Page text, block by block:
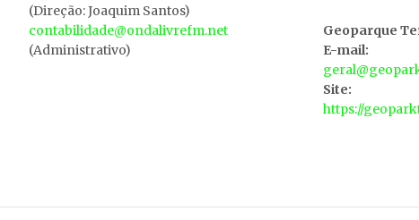
(Direção: Joaquim Santos)
contabilidade@ondalivrefm.net
(Administrativo)
Geoparque
E-mail:
Site:
https://